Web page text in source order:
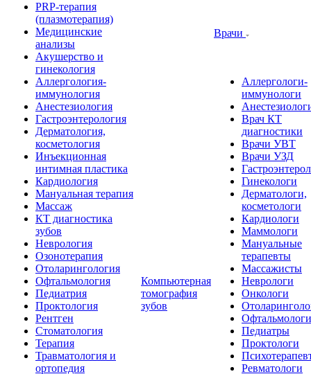
PRP-терапия
(плазмотерапия)
Медицинские
анализы
Акушерство и
гинекология
Аллергология-
иммунология
Анестезиология
Гастроэнтерология
Дерматология,
косметология
Инъекционная
интимная пластика
Кардиология
Мануальная терапия
Массаж
КТ диагностика
зубов
Неврология
Озонотерапия
Отоларингология
Офтальмология
Педиатрия
Проктология
Рентген
Стоматология
Терапия
Травматология и
ортопедия
Компьютерная
томография
зубов
Врачи
Аллергологи-
иммунологи
Врач КТ
диагностики
Врачи УВТ
Врачи УЗД
Гинекологи
Дерматологи,
косметологи
Кардиологи
Маммологи
Мануальные
терапевты
Массажисты
Неврологи
Онкологи
Офтальмологи
Педиатры
Проктологи
Ревматологи